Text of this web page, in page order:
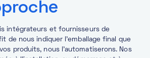
intégrateurs et fournisseurs de
de nous indiquer l'emballage final que
produits, nous l'automatiserons. Nos